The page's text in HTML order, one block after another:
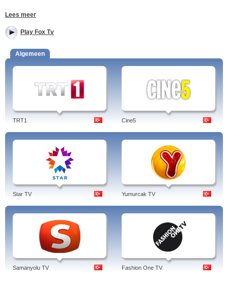
ekran başına kilitliyor. “FATIH PORTAKAL ILE FOX ANA HABER” kaçırmadığınız
haber programına ulaşmanız bir tıklama uzaklağınızda demektir. Ekrana
getirmekte olduğu birbirinden güzel dizileriyle dizi severleri ekrana bağlıyor.
İnternet sitemiz üzerinden FOX TV’nin kanal sayfasına tıklayıp açtıktan sonra
beğenmiş olduğunuz ve herhafta kaçırmamaya çalıştığınız dizilerin yeni ve eski
bölümlerine internet sitesi üzerinden ulaşmak çok basit. İzleyiciler için büyük
bir kolaylık haline gelen internet üzerinden televizyon izlemek İstanbul’da çok
daha yaykın. FOX TV’yi ücretsiz, çevirimiçi ve canlı izleyin.
Kanalın yayın akışı ve programları hakkında bilgiler.
Programları: BKM Güldür Güldür, Yemekteyiz, Nazlı Tolga, Gülbin Tosun ile,
FOX Gece, Güneri Cıvaoğlu ile Şeffaf Oda, Affetsen, Fatih Portakal ile Çalar
Umut, Su Gibi.
Tags: fox tv, frekans, yayın akışı, kimin, hd izle, dizileri, sana bir sır vereceğim,
haber, karagül, esra erol, canlı yayın, canli yayin, canli tv, canli, canlı tv izle -
canli izle, canlı izle, fox tv, türkiye, türk.
Lees meer
Play Fox Tv
Algemeen
TRT1 Cine5
Star TV Yumurcak TV
Samanyolu TV Fashion One TV